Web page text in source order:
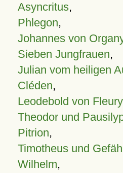
Asyncritus,
Phlegon,
Johannes von
Sieben Jungfrauen,
Julian vom heiligen
Cléden,
Leodebold von Fleury
Theodor und
Pitrion,
Timotheus und
Wilhelm,